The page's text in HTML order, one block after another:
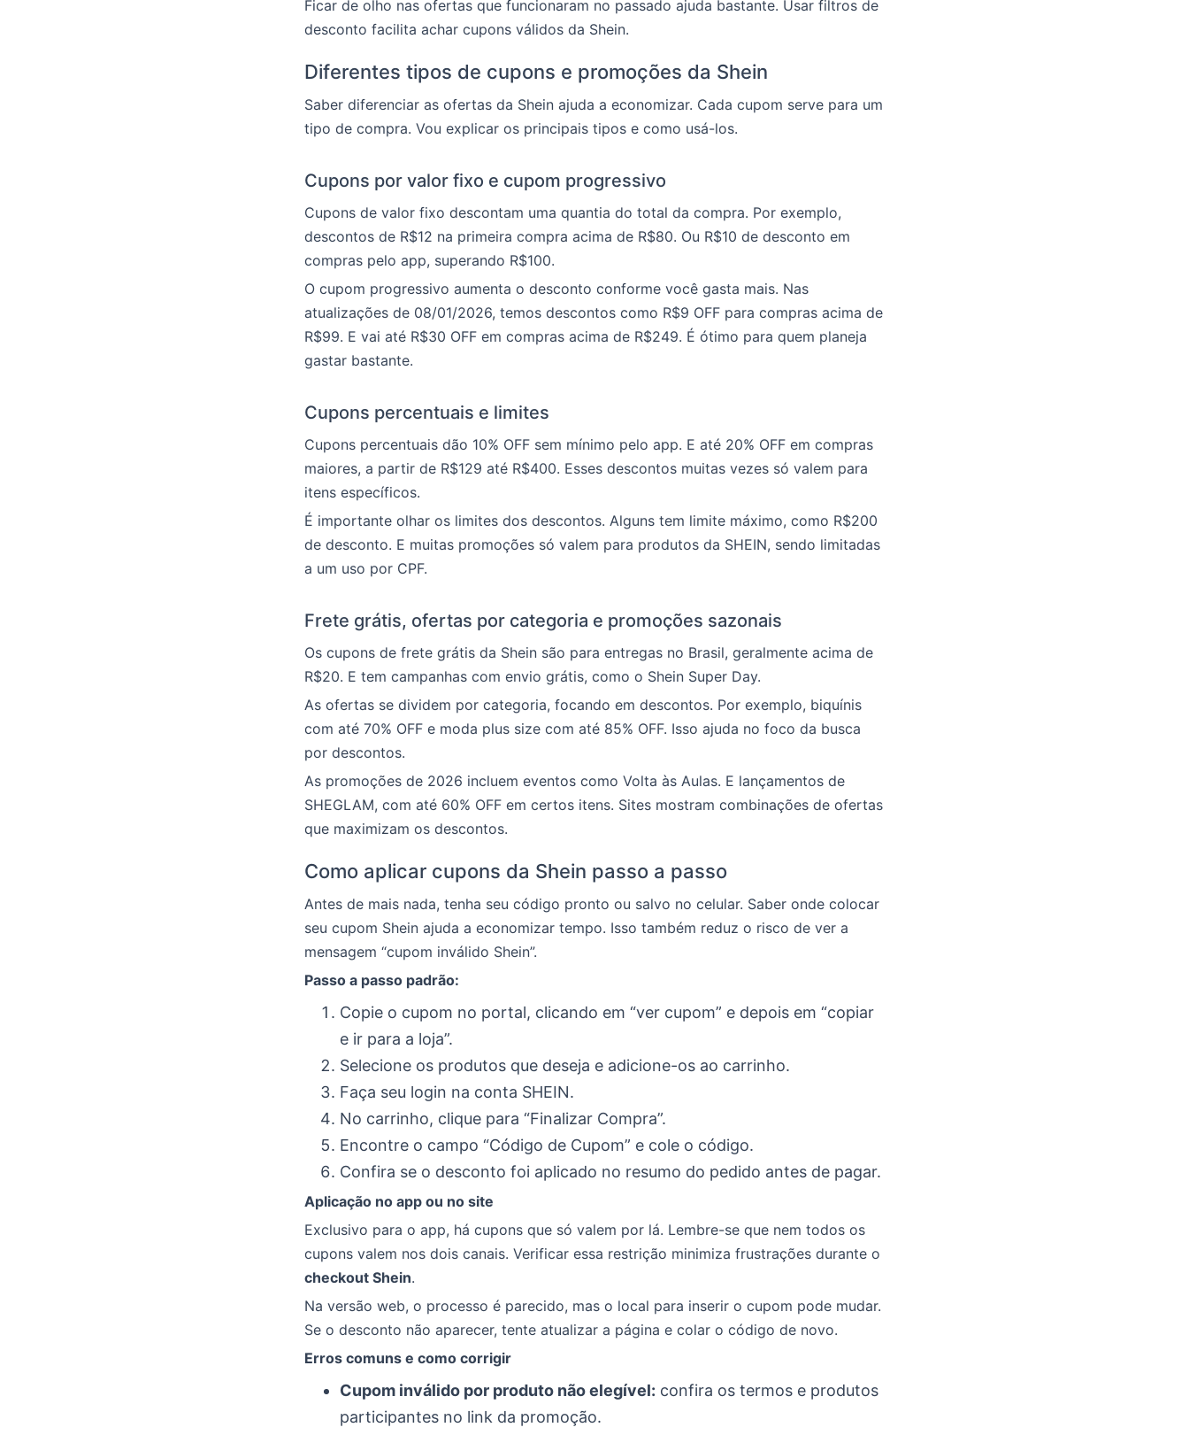
Ficar de olho nas ofertas que funcionaram no passado ajuda bastante. Usar filtros de
desconto facilita achar cupons válidos da Shein.
Diferentes tipos de cupons e promoções da Shein
Saber diferenciar as ofertas da Shein ajuda a economizar. Cada cupom serve para um
tipo de compra. Vou explicar os principais tipos e como usá-los.
Cupons por valor fixo e cupom progressivo
Cupons de valor fixo descontam uma quantia do total da compra. Por exemplo,
descontos de R$12 na primeira compra acima de R$80. Ou R$10 de desconto em
compras pelo app, superando R$100.
O cupom progressivo aumenta o desconto conforme você gasta mais. Nas
atualizações de 08/01/2026, temos descontos como R$9 OFF para compras acima de
R$99. E vai até R$30 OFF em compras acima de R$249. É ótimo para quem planeja
gastar bastante.
Cupons percentuais e limites
Cupons percentuais dão 10% OFF sem mínimo pelo app. E até 20% OFF em compras
maiores, a partir de R$129 até R$400. Esses descontos muitas vezes só valem para
itens específicos.
É importante olhar os limites dos descontos. Alguns tem limite máximo, como R$200
de desconto. E muitas promoções só valem para produtos da SHEIN, sendo limitadas
a um uso por CPF.
Frete grátis, ofertas por categoria e promoções sazonais
Os cupons de frete grátis da Shein são para entregas no Brasil, geralmente acima de
R$20. E tem campanhas com envio grátis, como o Shein Super Day.
As ofertas se dividem por categoria, focando em descontos. Por exemplo, biquínis
com até 70% OFF e moda plus size com até 85% OFF. Isso ajuda no foco da busca
por descontos.
As promoções de 2026 incluem eventos como Volta às Aulas. E lançamentos de
SHEGLAM, com até 60% OFF em certos itens. Sites mostram combinações de ofertas
que maximizam os descontos.
Como aplicar cupons da Shein passo a passo
Antes de mais nada, tenha seu código pronto ou salvo no celular. Saber onde colocar
seu cupom Shein ajuda a economizar tempo. Isso também reduz o risco de ver a
mensagem “cupom inválido Shein”.
Passo a passo padrão:
Copie o cupom no portal, clicando em “ver cupom” e depois em “copiar
e ir para a loja”.
Selecione os produtos que deseja e adicione-os ao carrinho.
Faça seu login na conta SHEIN.
No carrinho, clique para “Finalizar Compra”.
Encontre o campo “Código de Cupom” e cole o código.
Confira se o desconto foi aplicado no resumo do pedido antes de pagar.
Aplicação no app ou no site
Exclusivo para o app, há cupons que só valem por lá. Lembre-se que nem todos os
cupons valem nos dois canais. Verificar essa restrição minimiza frustrações durante o
checkout Shein.
Na versão web, o processo é parecido, mas o local para inserir o cupom pode mudar.
Se o desconto não aparecer, tente atualizar a página e colar o código de novo.
Erros comuns e como corrigir
Cupom inválido por produto não elegível: confira os termos e produtos
participantes no link da promoção.